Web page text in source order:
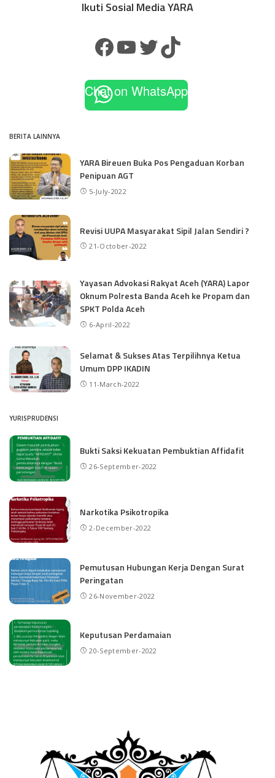
Ikuti Sosial Media YARA
Chat on WhatsApp
BERITA LAINNYA
YARA Bireuen Buka Pos Pengaduan Korban
Penipuan AGT
5-July-2022
Revisi UUPA Masyarakat Sipil Jalan Sendiri ?
21-October-2022
Yayasan Advokasi Rakyat Aceh (YARA) Lapor
Oknum Polresta Banda Aceh ke Propam dan
SPKT Polda Aceh
6-April-2022
Selamat & Sukses Atas Terpilihnya Ketua
Umum DPP IKADIN
11-March-2022
YURISPRUDENSI
Bukti Saksi Kekuatan Pembuktian Affidafit
26-September-2022
Narkotika Psikotropika
2-December-2022
Pemutusan Hubungan Kerja Dengan Surat
Peringatan
26-November-2022
Keputusan Perdamaian
20-September-2022